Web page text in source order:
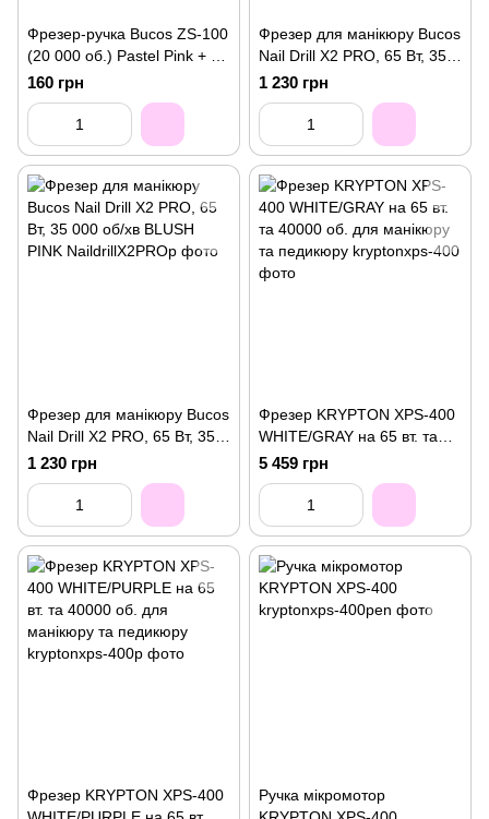
Фрезер-ручка Bucos ZS-100
(20 000 об.) Pastel Pink + 6
фрез
160 грн
Фрезер для манікюру Bucos
Nail Drill X2 PRO, 65 Вт, 35
000 об/хв BLUE OCEAN
1 230 грн
Фрезер для манікюру Bucos
Nail Drill X2 PRO, 65 Вт, 35
000 об/хв BLUSH PINK
1 230 грн
Фрезер KRYPTON XPS-400
WHITE/GRAY на 65 вт. та
40000 об. для манікюру та
педикюру
5 459 грн
Фрезер KRYPTON XPS-400
Ручка мікромотор